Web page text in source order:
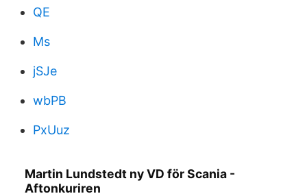
QE
Ms
jSJe
wbPB
PxUuz
Martin Lundstedt ny VD för Scania -
Aftonkuriren